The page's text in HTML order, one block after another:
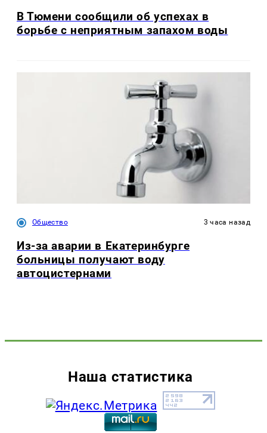
В Тюмени сообщили об успехах в
борьбе с неприятным запахом воды
Общество 3 часа назад
Из-за аварии в Екатеринбурге
больницы получают воду
автоцистернами
Наша статистика